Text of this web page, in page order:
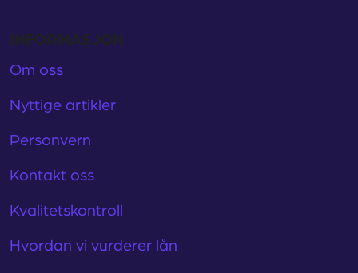
INFORMASJON
Om oss
Nyttige artikler
Personvern
Kontakt oss
Kvalitetskontroll
Hvordan vi vurderer lån